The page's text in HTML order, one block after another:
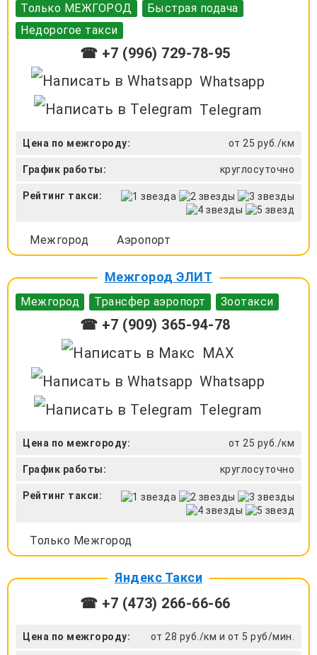
Только МЕЖГОРОД
Быстрая подача
Недорогое такси
☎ +7 (996) 729-78-95
Whatsapp
Telegram
Цена по межгороду: от 25 руб./км
График работы: круглосуточно
Рейтинг такси:
Межгород Аэропорт
Межгород ЭЛИТ
Межгород Трансфер аэропорт Зоотакси
☎ +7 (909) 365-94-78
MAX
Whatsapp
Telegram
Цена по межгороду: от 25 руб./км
График работы: круглосуточно
Рейтинг такси:
Только Межгород
Яндекс Такси
☎ +7 (473) 266-66-66
Цена по межгороду: от 28 руб./км и от 5 руб/мин.